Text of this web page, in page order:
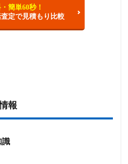
簡単60秒！
定で見積もり比較
報
識